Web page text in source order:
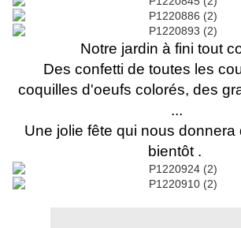
Notre jardin à fini tout
Des confetti de toutes les
coquilles d'oeufs colorés, des
...
Une jolie fête qui nous donnera
bientôt .